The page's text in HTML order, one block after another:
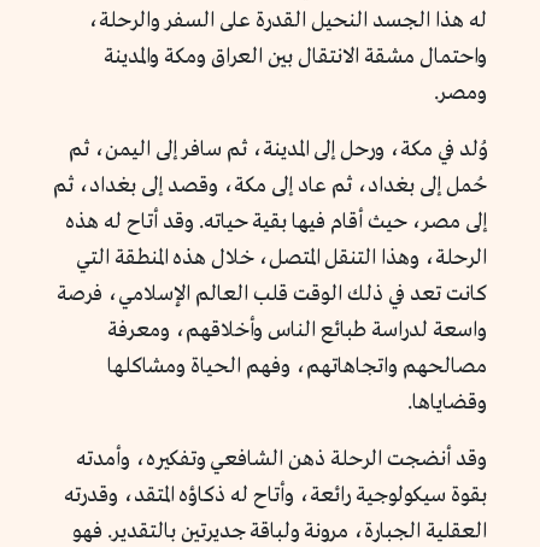
له هذا الجسد النحيل القدرة على السفر والرحلة،
واحتمال مشقة الانتقال بين العراق ومكة والمدينة
ومصر.
وُلد في مكة، ورحل إلى المدينة، ثم سافر إلى اليمن، ثم
حُمل إلى بغداد، ثم عاد إلى مكة، وقصد إلى بغداد، ثم
إلى مصر، حيث أقام فيها بقية حياته. وقد أتاح له هذه
الرحلة، وهذا التنقل المتصل، خلال هذه المنطقة التي
كانت تعد في ذلك الوقت قلب العالم الإسلامي، فرصة
واسعة لدراسة طبائع الناس وأخلاقهم، ومعرفة
مصالحهم واتجاهاتهم، وفهم الحياة ومشاكلها
وقضاياها.
وقد أنضجت الرحلة ذهن الشافعي وتفكيره، وأمدته
بقوة سيكولوجية رائعة، وأتاح له ذكاؤه المتقد، وقدرته
العقلية الجبارة، مرونة ولباقة جديرتين بالتقدير. فهو